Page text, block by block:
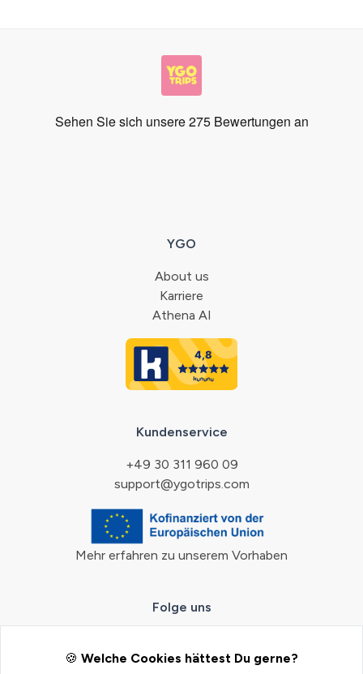
🍪 Welche Cookies hättest Du gerne?
YGO
About us
Karriere
Athena AI
Kundenservice
+49 30 311 960 09
support@ygotrips.com
Mehr erfahren zu unserem Vorhaben
Folge uns